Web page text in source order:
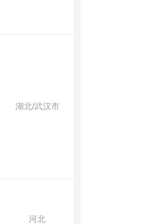
湖北/武汉市
河北